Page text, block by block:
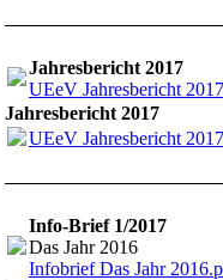
Jahresbericht 2017
UEeV Jahresbericht
Jahresbericht 2017
UEeV Jahresbericht
Info-Brief 1/2017
Das Jahr 2016
Infobrief Das Jahr